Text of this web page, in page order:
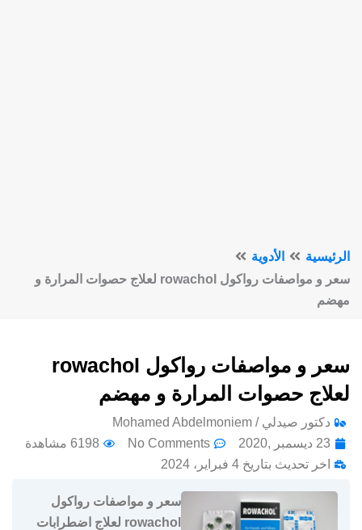
الرئيسية
الأدوية
سعر و مواصفات رواكول rowachol لعلاج حصوات المرارة و
مهضم
سعر و مواصفات رواكول rowachol
لعلاج حصوات المرارة و مهضم
دكتور صيدلي / Mohamed Abdelmoniem
23 ديسمبر ,2020
No Comments
6198 مشاهدة
اخر تحديث بتاريخ 4 فبراير، 2024
سعر و مواصفات رواكول
rowachol لعلاج اضطرابات